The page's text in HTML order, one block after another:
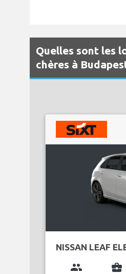
Quelles sont les
chères à
NISSAN LEAF
group business_center